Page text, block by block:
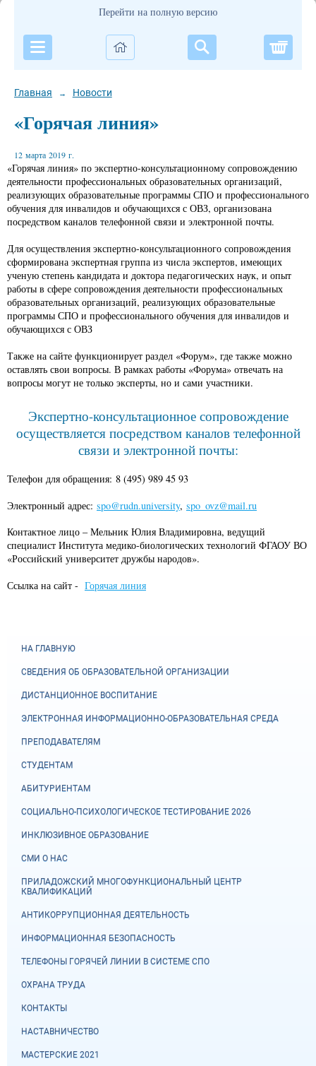
Перейти на полную версию
Главная → Новости
«Горячая линия»
12 марта 2019 г.
«Горячая линия» по экспертно-консультационному сопровождению
деятельности профессиональных образовательных организаций,
реализующих образовательные программы СПО и профессионального
обучения для инвалидов и обучающихся с ОВЗ, организована
посредством каналов телефонной связи и электронной почты.
Для осуществления экспертно-консультационного сопровождения
сформирована экспертная группа из числа экспертов, имеющих
ученую степень кандидата и доктора педагогических наук, и опыт
работы в сфере сопровождения деятельности профессиональных
образовательных организаций, реализующих образовательные
программы СПО и профессионального обучения для инвалидов и
обучающихся с ОВЗ
Также на сайте функционирует раздел «Форум», где также можно
оставлять свои вопросы. В рамках работы «Форума» отвечать на
вопросы могут не только эксперты, но и сами участники.
Экспертно-консультационное сопровождение
осуществляется посредством каналов телефонной
связи и электронной почты:
Телефон для обращения: 8 (495) 989 45 93
Электронный адрес: spo@rudn.university, spo_ovz@mail.ru
Контактное лицо – Мельник Юлия Владимировна, ведущий
специалист Института медико-биологических технологий ФГАОУ ВО
«Российский университет дружбы народов».
Ссылка на сайт - Горячая линия
НА ГЛАВНУЮ
СВЕДЕНИЯ ОБ ОБРАЗОВАТЕЛЬНОЙ ОРГАНИЗАЦИИ
ДИСТАНЦИОННОЕ ВОСПИТАНИЕ
ЭЛЕКТРОННАЯ ИНФОРМАЦИОННО-ОБРАЗОВАТЕЛЬНАЯ СРЕДА
ПРЕПОДАВАТЕЛЯМ
СТУДЕНТАМ
АБИТУРИЕНТАМ
СОЦИАЛЬНО-ПСИХОЛОГИЧЕСКОЕ ТЕСТИРОВАНИЕ 2026
ИНКЛЮЗИВНОЕ ОБРАЗОВАНИЕ
СМИ О НАС
ПРИЛАДОЖСКИЙ МНОГОФУНКЦИОНАЛЬНЫЙ ЦЕНТР
КВАЛИФИКАЦИЙ
АНТИКОРРУПЦИОННАЯ ДЕЯТЕЛЬНОСТЬ
ИНФОРМАЦИОННАЯ БЕЗОПАСНОСТЬ
ТЕЛЕФОНЫ ГОРЯЧЕЙ ЛИНИИ В СИСТЕМЕ СПО
ОХРАНА ТРУДА
КОНТАКТЫ
НАСТАВНИЧЕСТВО
МАСТЕРСКИЕ 2021